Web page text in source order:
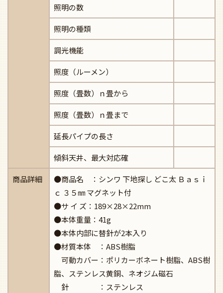
照明の数
照明の種類
調光機能
照度（ルーメン）
照度（畳数）ｎ畳から
照度（畳数）ｎ畳まで
延長パイプの長さ
傾斜天井、最大対応確
商品詳細
●商品名 ：シンワ 下地探し どこ太 Ｂａｓｉ
ｃ ３５㎜ マグネット付
●サ イ ズ：189×28×22mm
●本体重量：41g
●本体内部に替針が2本入り
●材質本体 ：ABS樹脂
可動カバー：ポリカーボネート樹脂、ABS樹
脂、ステンレス黄銅、ネオジム磁石
針 ：ステンレス